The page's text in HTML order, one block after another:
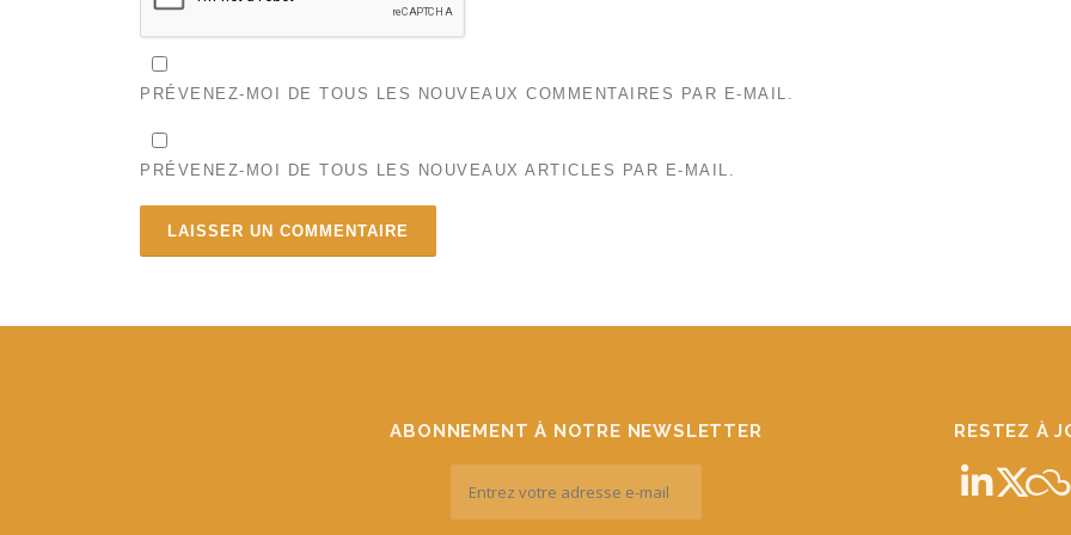
PRÉVENEZ-MOI DE TOUS LES NOUVEAUX COMMENTAIRES PAR E-MAIL.
PRÉVENEZ-MOI DE TOUS LES NOUVEAUX ARTICLES PAR E-MAIL.
ABONNEMENT À NOTRE NEWSLETTER RESTEZ À